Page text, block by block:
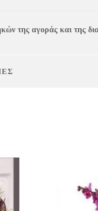
της αγοράς και της